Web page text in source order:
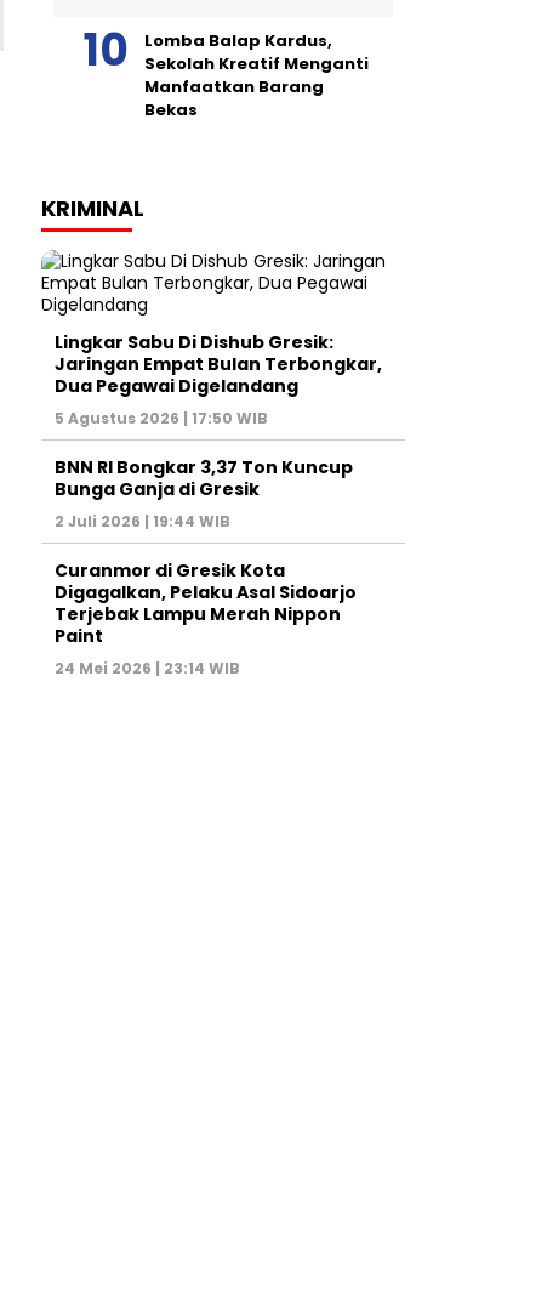
Lomba Balap Kardus,
Sekolah Kreatif Menganti
Manfaatkan Barang
Bekas
KRIMINAL
Lingkar Sabu Di Dishub Gresik:
Jaringan Empat Bulan Terbongkar,
Dua Pegawai Digelandang
5 Agustus 2026 | 17:50 WIB
BNN RI Bongkar 3,37 Ton Kuncup
Bunga Ganja di Gresik
2 Juli 2026 | 19:44 WIB
Curanmor di Gresik Kota
Digagalkan, Pelaku Asal Sidoarjo
Terjebak Lampu Merah Nippon
Paint
24 Mei 2026 | 23:14 WIB